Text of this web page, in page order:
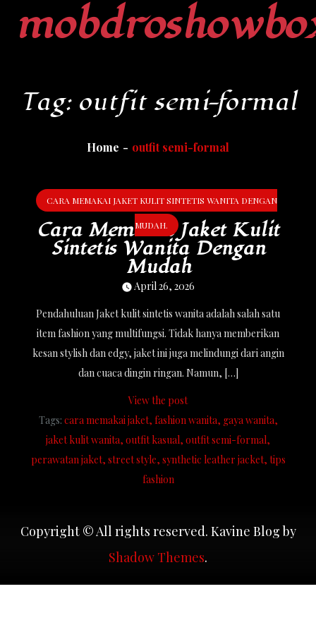
Tag: outfit semi-formal
Home outfit semi-formal
CARA MEMAKAI JAKET KULIT SINTETIS WANITA DENGAN
MUDAH.
Cara Memakai Jaket Kulit
Sintetis Wanita Dengan
Mudah
April 26, 2026
Pendahuluan Jaket kulit sintetis wanita adalah salah satu
item fashion yang multifungsi. Tidak hanya memberikan
kesan stylish dan edgy, jaket ini juga melindungi dari angin
dan cuaca dingin ringan. Namun, […]
View the post
Tags: cara memakai jaket fashion wanita gaya wanita
jaket kulit wanita outfit kasual outfit semi-formal
perawatan jaket street style synthetic leather jacket tips
fashion
Copyright © All rights reserved. Kavine Blog by
Shadow Themes.